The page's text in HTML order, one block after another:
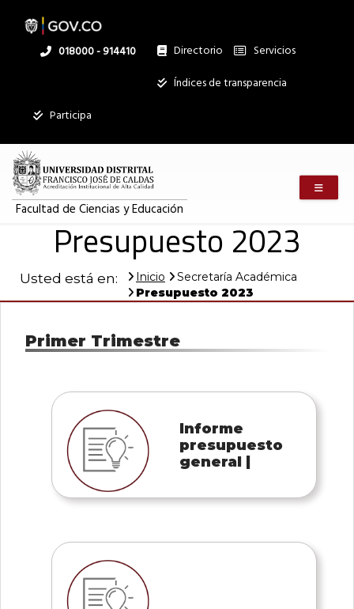
contenido
Linea
018000 - 914410 Directorio
Institucional
Servicios
Índices de transparencia
Participa
Facultad de Ciencias y Educación
registros
Buscar:
Servicios
disponible en
esta tabla
Mostrando
registros
Siguiente
Presupuesto 2023
Usted está en: Inicio
Secretaría Académica
Presupuesto 2023
Primer Trimestre
Informe
presupuesto
general |